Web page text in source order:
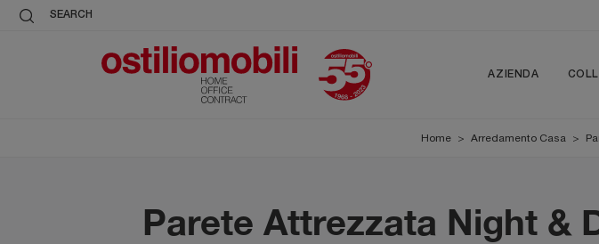
SEARCH
AZIENDA
Home > Arredamento Casa >
Parete Attrezzata Night &